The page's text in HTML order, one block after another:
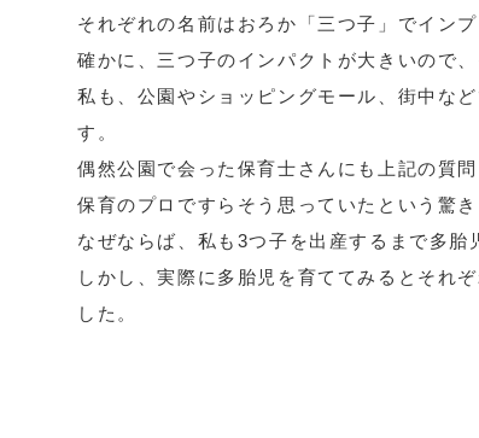
それぞれの名前はおろか「三つ子」でイン
確かに、三つ子のインパクトが大きいので
私も、公園やショッピングモール、街中な
す。
偶然公園で会った保育士さんにも上記の質
保育のプロですらそう思っていたという驚
なぜならば、私も3つ子を出産するまで多胎
しかし、実際に多胎児を育ててみるとそれ
した。